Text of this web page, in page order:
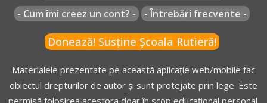
- Cum îmi creez un cont? -
- Întrebări frecvente -
Donează! Susține Școala Rutieră!
Materialele prezentate pe această aplicație web/mobile fac
obiectul drepturilor de autor și sunt protejate prin lege. Este